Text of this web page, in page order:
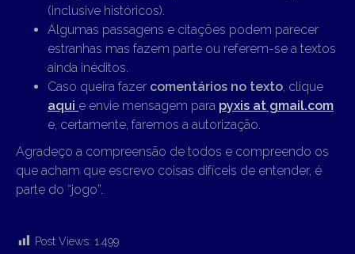
(inclusive históricos).
Algumas passagens e citações podem parecer
estranhas mas fazem parte ou referem-se a textos
ainda inéditos.
Caso queira fazer comentários no texto , clique
aqui e envie mensagem para pyxis at gmail.com
e, certamente, faremos a autorização.
Agradeço a compreensão de todos e compreendo os
que acham que escrevo coisas difíceis de entender, é
parte do “jogo”.
Post Views: 1.499